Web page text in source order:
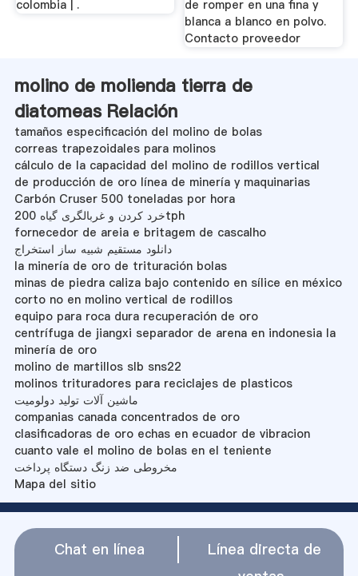
colombia | .
de romper en una fina y
blanca a blanco en polvo.
Contacto proveedor
molino de molienda tierra de
diatomeas Relación
tamaños especificación del molino de bolas
correas trapezoidales para molinos
cálculo de la capacidad del molino de rodillos vertical
de producción de oro línea de minería y maquinarias
Carbón Cruser 500 toneladas por hora
خرد کردن و غربالگری گیاه 200tph
fornecedor de areia e britagem de cascalho
دانلود مستقیم شبیه ساز استخراج
la minería de oro de trituración bolas
minas de piedra caliza bajo contenido en sílice en méxico
corto no en molino vertical de rodillos
equipo para roca dura recuperación de oro
centrífuga de jiangxi separador de arena en indonesia la
minería de oro
molino de martillos slb sns22
molinos trituradores para reciclajes de plasticos
ماشین آلات تولید دولومیت
companias canada concentrados de oro
clasificadoras de oro echas en ecuador de vibracion
cuanto vale el molino de bolas en el teniente
مخروطی ضد زنگ دستگاه پرداخت
Mapa del sitio
Chat en línea
Línea directa de